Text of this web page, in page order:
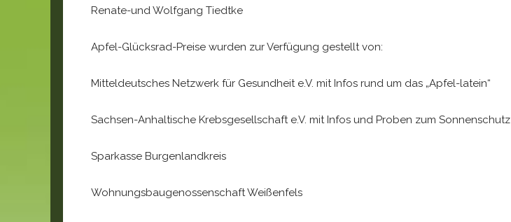
Renate-und Wolfgang Tiedtke
Apfel-Glücksrad-Preise wurden zur Verfügung gestellt von:
Mitteldeutsches Netzwerk für Gesundheit e.V. mit Infos rund um das „Apfel-latein“
Sachsen-Anhaltische Krebsgesellschaft e.V. mit Infos und Proben zum Sonnenschutz
Sparkasse Burgenlandkreis
Wohnungsbaugenossenschaft Weißenfels